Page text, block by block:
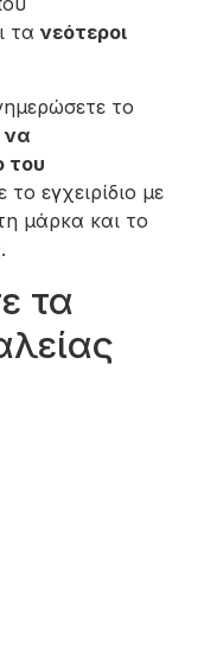
τα νεότεροι
το
να
του
εγχειρίδιο με
μάρκα και το
τα